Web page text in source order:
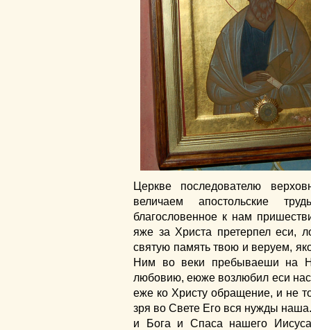
Церкве последователю
величаем апостольские
благословенное к нам
яже за Христа претерпел еси,
святую память твою и веруем,
Ним во веки пребываеши на
любовию, еюже возлюбил еси
еже ко Христу обращение, и не
зря во Свете Его вся нужды
и Бога и Спаса нашего